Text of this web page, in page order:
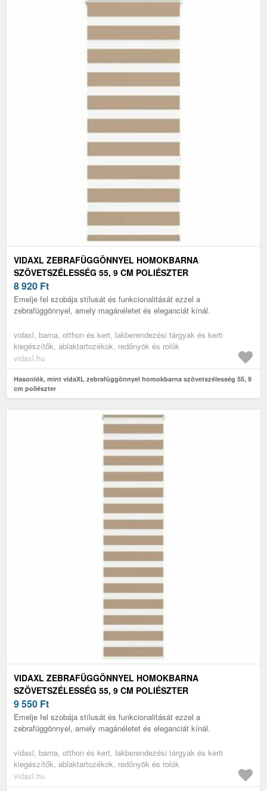
VIDAXL ZEBRAFÜGGÖNNYEL HOMOKBARNA
SZÖVETSZÉLESSÉG 55, 9 CM POLIÉSZTER
8 920 Ft
Emelje fel szobája stílusát és funkcionalitását ezzel a
zebrafüggönnyel, amely magánéletet és eleganciát kínál.
vidaxl, barna, otthon és kert, lakberendezési tárgyak és kerti
kiegészítők, ablaktartozékok, redőnyök és rolók
vidaxl.hu
Hasonlók, mint vidaXL zebrafüggönnyel homokbarna szövetszélesség 55, 9
cm poliészter
VIDAXL ZEBRAFÜGGÖNNYEL HOMOKBARNA
SZÖVETSZÉLESSÉG 55, 9 CM POLIÉSZTER
9 550 Ft
Emelje fel szobája stílusát és funkcionalitását ezzel a
zebrafüggönnyel, amely magánéletet és eleganciát kínál.
vidaxl, barna, otthon és kert, lakberendezési tárgyak és kerti
kiegészítők, ablaktartozékok, redőnyök és rolók
vidaxl.hu